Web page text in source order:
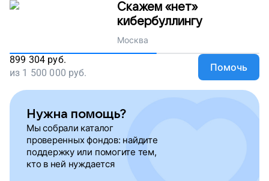
Скажем «нет»
кибербуллингу
Москва
899 304 руб.
из 1 500 000 руб. Помочь
Нужна помощь?
Мы собрали каталог
проверенных фондов: найдите
поддержку или помогите тем,
кто в ней нуждается